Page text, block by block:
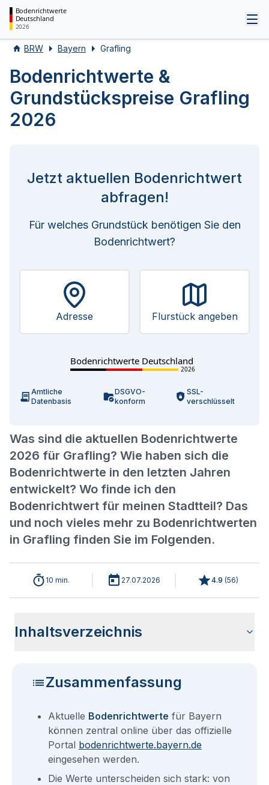
Bodenrichtwerte
Deutschland
2026
BRW Bayern Grafling
Bodenrichtwerte &
Grundstückspreise Grafling
2026
Was sind die aktuellen Bodenrichtwerte
2026 für Grafling? Wie haben sich die
Bodenrichtwerte in den letzten Jahren
entwickelt? Wo finde ich den
Bodenrichtwert für meinen Stadtteil? Das
und noch vieles mehr zu Bodenrichtwerten
in Grafling finden Sie im Folgenden.
Jetzt aktuellen Bodenrichtwert
abfragen!
Für welches Grundstück benötigen Sie den
Bodenrichtwert?
Adresse Flurstück angeben
Bodenrichtwerte Deutschland
2026
Amtliche
Datenbasis
DSGVO-
konform
SSL-
verschlüsselt
10 min. 27.07.2026 4.9 (56)
Inhaltsverzeichnis
Bodenrichtwerten gleichzusetzen?
Grafling?Zusammenfassung
Aktuelle Bodenrichtwerte für Bayern
können zentral online über das offizielle
Portal bodenrichtwerte.bayern.de
eingesehen werden.
Die Werte unterscheiden sich stark: von